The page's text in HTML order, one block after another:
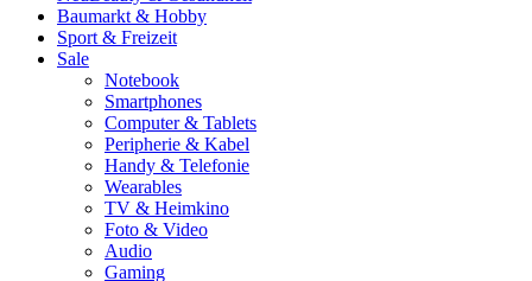
Baumarkt & Hobby
Sport & Freizeit
Sale
Notebook
Smartphones
Computer & Tablets
Peripherie & Kabel
Handy & Telefonie
Wearables
TV & Heimkino
Foto & Video
Audio
Gaming